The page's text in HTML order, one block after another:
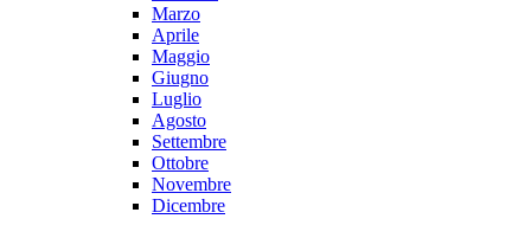
Marzo
Aprile
Maggio
Giugno
Luglio
Agosto
Settembre
Ottobre
Novembre
Dicembre